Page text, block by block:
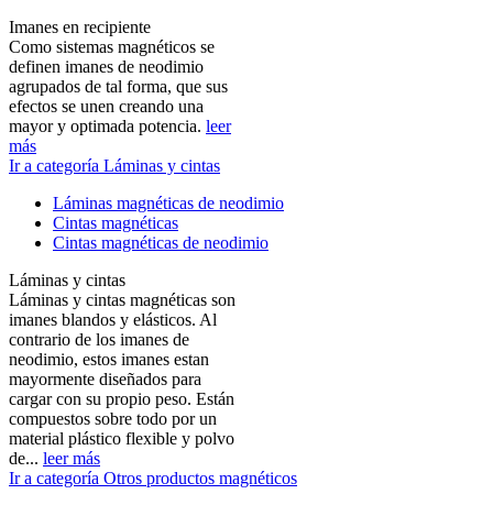
Imanes en recipiente
Como sistemas magnéticos se
definen imanes de neodimio
agrupados de tal forma, que sus
efectos se unen creando una
mayor y optimada potencia. leer
más
Ir a categoría Láminas y cintas
Láminas magnéticas de neodimio
Cintas magnéticas
Cintas magnéticas de neodimio
Láminas y cintas
Láminas y cintas magnéticas son
imanes blandos y elásticos. Al
contrario de los imanes de
neodimio, estos imanes estan
mayormente diseñados para
cargar con su propio peso. Están
compuestos sobre todo por un
material plástico flexible y polvo
de... leer más
Ir a categoría Otros productos magnéticos